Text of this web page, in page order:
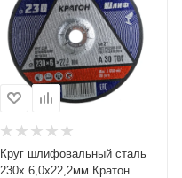
Круг шлифовальный сталь
230х 6,0х22,2мм Кратон